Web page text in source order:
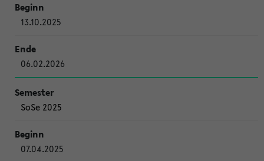
13.10.2025
06.02.2026
SoSe 2025
07.04.2025